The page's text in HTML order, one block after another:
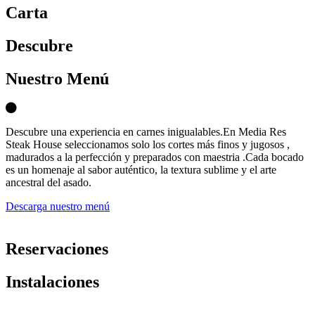
Carta
Descubre
Nuestro Menú
Descubre una experiencia en carnes inigualables.En Media Res
Steak House seleccionamos solo los cortes más finos y jugosos ,
madurados a la perfección y preparados con maestria .Cada bocado
es un homenaje al sabor auténtico, la textura sublime y el arte
ancestral del asado.
Descarga nuestro menú
Reservaciones
Instalaciones